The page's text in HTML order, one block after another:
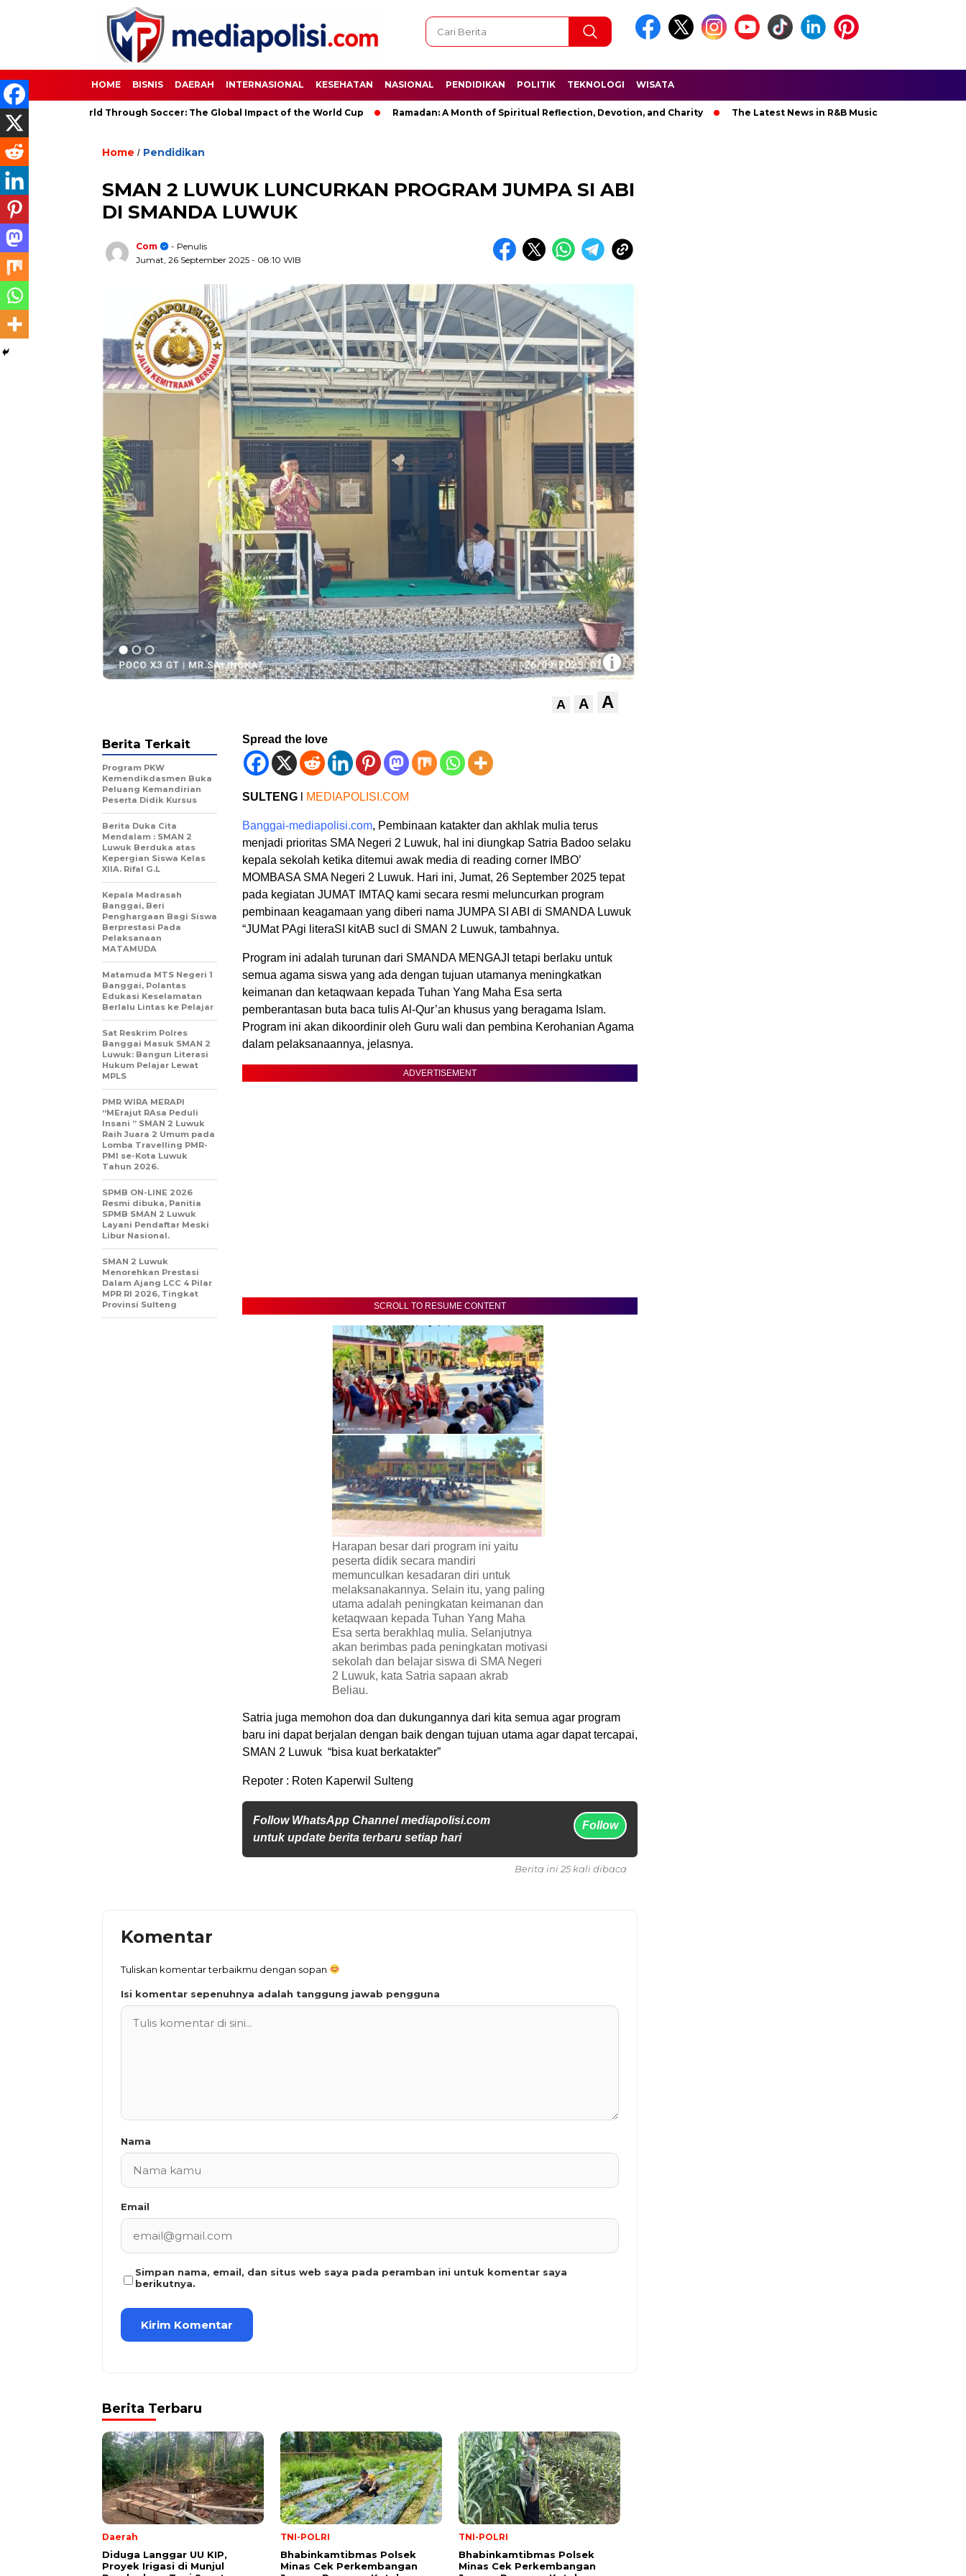
HOME BISNIS DAERAH INTERNASIONAL KESEHATAN NASIONAL PENDIDIKAN POLITIK TEKNOLOGI WISATA
the World Through Soccer: The Global Impact of the World Cup Ramadan: A Month of Spiritual Reflection, Devotion, and Charity The Latest News in R&B Music: A Look at Super Bowl
Home / Pendidikan
SMAN 2 LUWUK LUNCURKAN PROGRAM JUMPA SI ABI
DI SMANDA LUWUK
Com
- Penulis
Jumat, 26 September 2025 - 08:10 WIB
i
A A A
Spread the love
SULTENG MEDIAPOLISI.COM
Banggai-mediapolisi.com, Pembinaan katakter dan akhlak mulia terus
menjadi prioritas SMA Negeri 2 Luwuk, hal ini diungkap Satria Badoo selaku
kepala sekolah ketika ditemui awak media di reading corner IMBO’
MOMBASA SMA Negeri 2 Luwuk. Hari ini, Jumat, 26 September 2025 tepat
pada kegiatan JUMAT IMTAQ kami secara resmi meluncurkan program
pembinaan keagamaan yang diberi nama JUMPA SI ABI di SMANDA Luwuk
“JUMat PAgi literaSI kitAB sucI di SMAN 2 Luwuk, tambahnya.
Program ini adalah turunan dari SMANDA MENGAJI tetapi berlaku untuk
semua agama siswa yang ada dengan tujuan utamanya meningkatkan
keimanan dan ketaqwaan kepada Tuhan Yang Maha Esa serta
pemberantasan buta baca tulis Al-Qur’an khusus yang beragama Islam.
Program ini akan dikoordinir oleh Guru wali dan pembina Kerohanian Agama
dalam pelaksanaannya, jelasnya.
ADVERTISEMENT
SCROLL TO RESUME CONTENT
Harapan besar dari program ini yaitu
peserta didik secara mandiri
memunculkan kesadaran diri untuk
melaksanakannya. Selain itu, yang paling
utama adalah peningkatan keimanan dan
ketaqwaan kepada Tuhan Yang Maha
Esa serta berakhlaq mulia. Selanjutnya
akan berimbas pada peningkatan motivasi
sekolah dan belajar siswa di SMA Negeri
2 Luwuk, kata Satria sapaan akrab
Beliau.
Satria juga memohon doa dan dukungannya dari kita semua agar program
baru ini dapat berjalan dengan baik dengan tujuan utama agar dapat tercapai,
SMAN 2 Luwuk “bisa kuat berkatakter”
Repoter : Roten Kaperwil Sulteng
Follow WhatsApp Channel mediapolisi.com
untuk update berita terbaru setiap hari
Follow
Berita Terkait
Program PKW
Kemendikdasmen Buka
Peluang Kemandirian
Peserta Didik Kursus
Berita Duka Cita
Mendalam : SMAN 2
Luwuk Berduka atas
Kepergian Siswa Kelas
XIIA. Rifal G.L
Kepala Madrasah
Banggai, Beri
Penghargaan Bagi Siswa
Berprestasi Pada
Pelaksanaan
MATAMUDA
Matamuda MTS Negeri 1
Banggai, Polantas
Edukasi Keselamatan
Berlalu Lintas ke Pelajar
Sat Reskrim Polres
Banggai Masuk SMAN 2
Luwuk: Bangun Literasi
Hukum Pelajar Lewat
MPLS
PMR WIRA MERAPI
“MErajut RAsa Peduli
Insani ” SMAN 2 Luwuk
Raih Juara 2 Umum pada
Lomba Travelling PMR-
PMI se-Kota Luwuk
Tahun 2026.
SPMB ON-LINE 2026
Resmi dibuka, Panitia
SPMB SMAN 2 Luwuk
Layani Pendaftar Meski
Libur Nasional.
SMAN 2 Luwuk
Menorehkan Prestasi
Dalam Ajang LCC 4 Pilar
MPR RI 2026, Tingkat
Provinsi Sulteng
Berita ini 25 kali dibaca
Komentar
Tuliskan komentar terbaikmu dengan sopan
Isi komentar sepenuhnya adalah tanggung jawab pengguna
Nama
Email
Simpan nama, email, dan situs web saya pada peramban ini untuk komentar saya
berikutnya.
Berita Terbaru
Daerah
Diduga Langgar UU KIP,
Proyek Irigasi di Munjul
TNI-POLRI
Bhabinkamtibmas Polsek
Minas Cek Perkembangan
TNI-POLRI
Bhabinkamtibmas Polsek
Minas Cek Perkembangan